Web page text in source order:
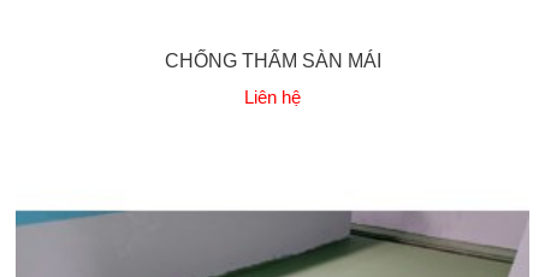
CHỐNG THẤM SÀN MÁI
Liên hệ